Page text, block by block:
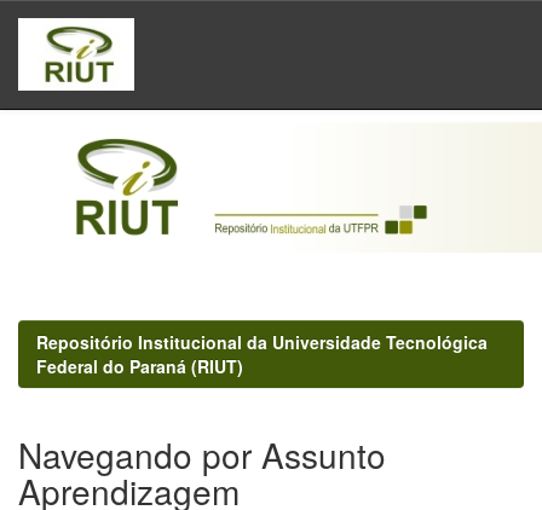
Skip
navigation
Repositório Institucional da Universidade Tecnológica
Federal do Paraná (RIUT)
Navegando por Assunto
Aprendizagem